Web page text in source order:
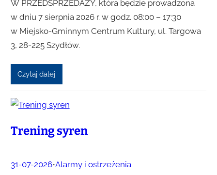
W PRZEDSPRZEDAŻY, która będzie prowadzona
w dniu 7 sierpnia 2026 r. w godz. 08:00 – 17:30
w Miejsko-Gminnym Centrum Kultury, ul. Targowa
3, 28-225 Szydłów.
Czytaj dalej
Trening syren
31-07-2026•Alarmy i ostrzeżenia